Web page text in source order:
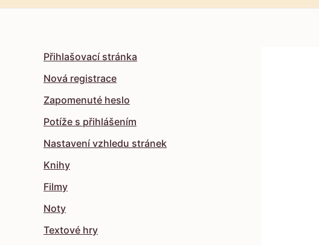
Přihlašovací stránka
Nová registrace
Zapomenuté heslo
Potíže s přihlášením
Nastavení vzhledu stránek
Knihy
Filmy
Noty
Textové hry